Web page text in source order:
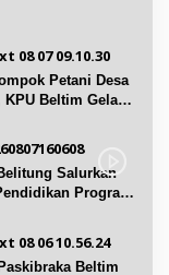
Petani Desa
KPU Beltim Gelar
Salurkan
Program
Beltim